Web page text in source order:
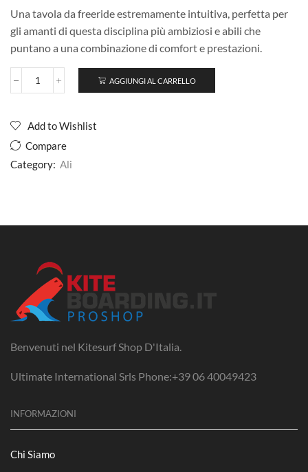
Una tavola da freeride estremamente intuitiva, perfetta per
gli amanti di questa disciplina più ambiziosi e abili che
puntano a una combinazione di comfort e prestazioni.
Duotone
AGGIUNGI AL CARRELLO
Add to Wishlist
Compare
Category: Ali
Benvenuti nel Kitesurf Shop D'Italia.
Ultimate International Srls Phone:+39 06 40049423
INFORMAZIONI
Chi Siamo